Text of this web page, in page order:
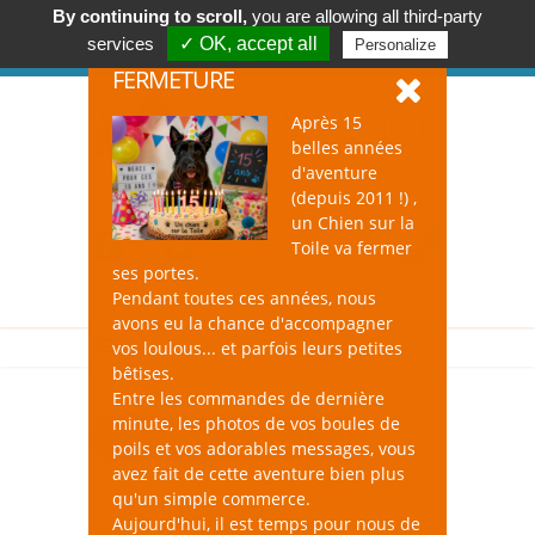
Accessoires & Design pour Chien, Chat, et Nac !
FERMETURE
Après 15
belles années
d'aventure
(depuis 2011 !) ,
un Chien sur la
Toile va fermer
ses portes.
Pendant toutes ces années, nous
avons eu la chance d'accompagner
vos loulous... et parfois leurs petites
bêtises.
Entre les commandes de dernière
minute, les photos de vos boules de
poils et vos adorables messages, vous
avez fait de cette aventure bien plus
qu'un simple commerce.
Aujourd'hui, il est temps pour nous de
Se connecter-S'inscrire
Shampooings pour Chat
By continuing to scroll,you are allowing all third-party
services
✓ OK, accept all Personalize